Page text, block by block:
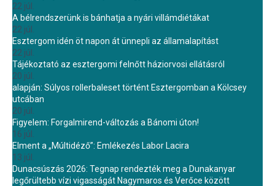
22 júl.
A bélrendszerünk is bánhatja a nyári villámdiétákat
22 júl.
Esztergom idén öt napon át ünnepli az államalapítást
22 júl.
Tájékoztató az esztergomi felnőtt háziorvosi ellátásról
20 júl.
alapján: Súlyos rollerbaleset történt Esztergomban a Kölcsey
utcában
20 júl.
Figyelem: Forgalmirend-változás a Bánomi úton!
16 júl.
Elment a „Múltidéző”: Emlékezés Labor Lacira
13 júl.
Dunacsúszás 2026: Tegnap rendezték meg a Dunakanyar
legőrültebb vízi vigasságát Nagymaros és Verőce között